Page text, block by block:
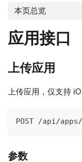
本页总览
应用接口
上传应用
上传应用，仅支持
POST /api/
参数